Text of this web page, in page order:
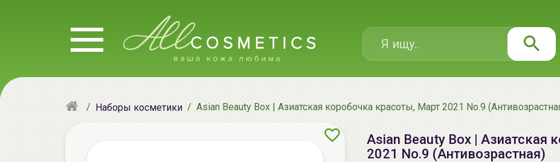
Наборы косметики Asian Beauty Box | Азиатская коробочка красоты, Март 2021 No.9
Asian Beauty Box | Азиатская
2021 No.9 (Антивозрастная)